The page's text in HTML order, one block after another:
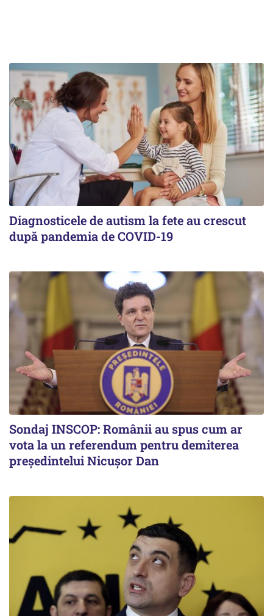
Diagnosticele de autism la fete au crescut
după pandemia de COVID-19
Sondaj INSCOP: Românii au spus cum ar
vota la un referendum pentru demiterea
președintelui Nicușor Dan